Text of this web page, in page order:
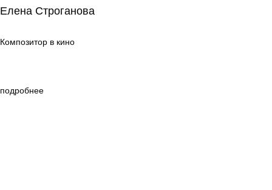
подробнее
Елена Строганова
Композитор в кино